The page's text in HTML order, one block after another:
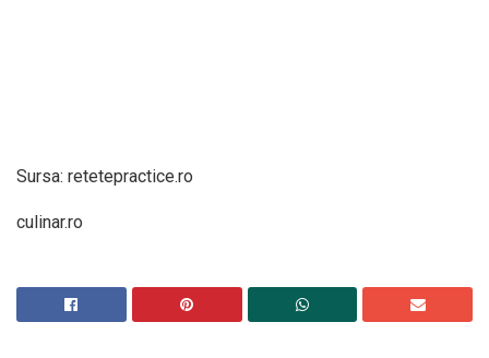
Sursa: retetepractice.ro
culinar.ro